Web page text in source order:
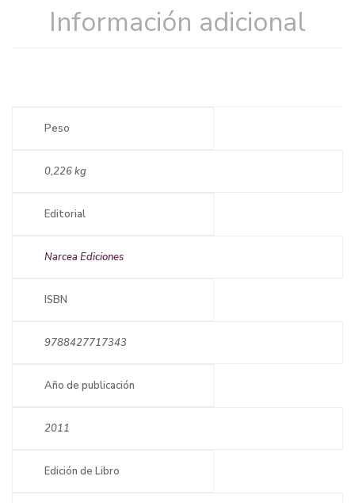
Información adicional
Peso
0,226 kg
Editorial
Narcea Ediciones
ISBN
9788427717343
Año de publicación
2011
Edición de Libro